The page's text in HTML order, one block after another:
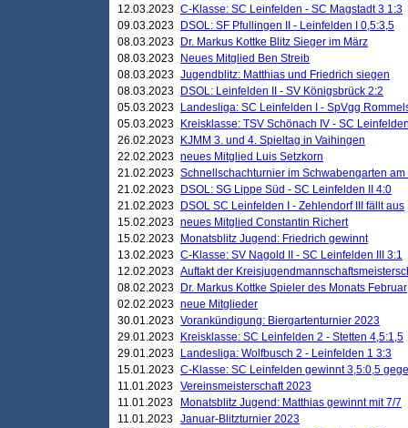
12.03.2023 C-Klasse: SC Leinfelden - SC Magstadt 3 1:3
09.03.2023
DSOL: SF Pfullingen II - Leinfelden I 0,5:3,5
08.03.2023
Dr. Markus Kottke Blitz Sieger im März
08.03.2023
Neues Mitglied Ben Streib
08.03.2023 Jugendblitz: Matthias und Friedrich siegen
08.03.2023
DSOL: Leinfelden II - SV Königsbrück 2:2
05.03.2023
Landesliga: SC Leinfelden I - SpVgg
05.03.2023
Kreisklasse: TSV Schönach IV - SC
26.02.2023
KJMM 3. und 4. Spieltag in Vaihingen
22.02.2023 neues Mitglied Luis Setzkorn
21.02.2023 Schnellschachturnier im Schwabengarten
21.02.2023
DSOL: SG Lippe Süd - SC Leinfelden II 4:0
21.02.2023
DSOL SC Leinfelden I - Zehlendorf III fällt aus
15.02.2023 neues Mitglied Constantin Richert
15.02.2023
Monatsblitz Jugend: Friedrich gewinnt
13.02.2023 C-Klasse: SV Nagold II - SC Leinfelden III 3:1
12.02.2023 Auftakt der
08.02.2023
Dr. Markus Kottke Spieler des Monats Februar
02.02.2023 neue Mitglieder
30.01.2023 Vorankündigung: Biergartenturnier 2023
29.01.2023
Kreisklasse: SC Leinfelden 2 - Stetten 4,5:1,5
29.01.2023
Landesliga: Wolfbusch 2 - Leinfelden 1 3:3
15.01.2023 C-Klasse: SC Leinfelden gewinnt 3,5:0,5
11.01.2023 Vereinsmeisterschaft 2023
11.01.2023
Monatsblitz Jugend: Matthias gewinnt mit 7/7
11.01.2023 Januar-Blitzturnier 2023